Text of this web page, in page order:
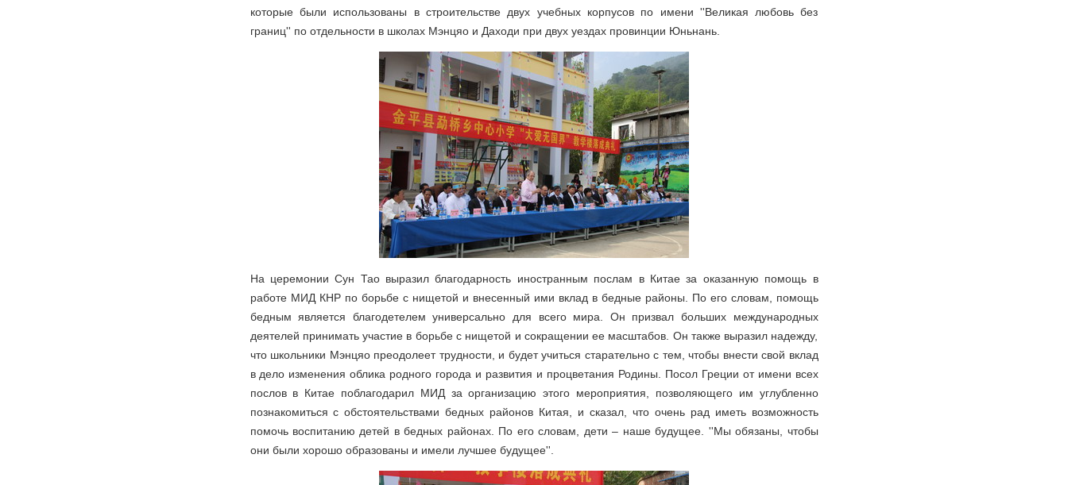
которые были использованы в строительстве двух учебных корпусов по имени ''Великая любовь без
границ'' по отдельности в школах Мэнцяо и Даходи при двух уездах провинции Юньнань.
На церемонии Сун Тао выразил благодарность иностранным послам в Китае за оказанную помощь в
работе МИД КНР по борьбе с нищетой и внесенный ими вклад в бедные районы. По его словам, помощь
бедным является благодетелем универсально для всего мира. Он призвал больших международных
деятелей принимать участие в борьбе с нищетой и сокращении ее масштабов. Он также выразил надежду,
что школьники Мэнцяо преодолеет трудности, и будет учиться старательно с тем, чтобы внести свой вклад
в дело изменения облика родного города и развития и процветания Родины. Посол Греции от имени всех
послов в Китае поблагодарил МИД за организацию этого мероприятия, позволяющего им углубленно
познакомиться с обстоятельствами бедных районов Китая, и сказал, что очень рад иметь возможность
помочь воспитанию детей в бедных районах. По его словам, дети – наше будущее. ''Мы обязаны, чтобы
они были хорошо образованы и имели лучшее будущее''.